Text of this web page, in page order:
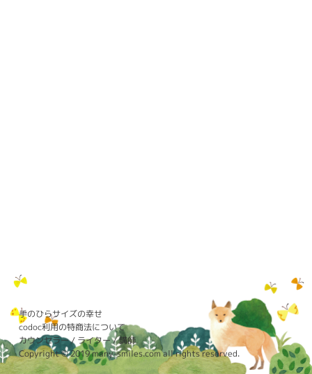
手のひらサイズの幸せ
codoc利用の特商法について
カウンセラー / ライター / 講師
Copyright © 2019 many-smiles.com all rights reserved.